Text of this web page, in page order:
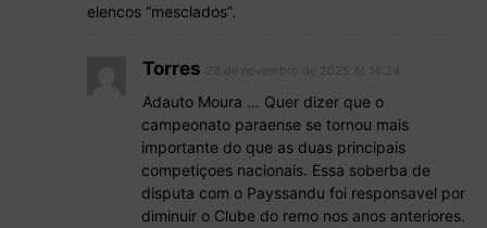
elencos “mesclados”.
Torres
Adauto Moura … Quer dizer que o
campeonato paraense se tornou mais
importante do que as duas principais
competiçoes nacionais. Essa soberba de
disputa com o Payssandu foi responsavel por
diminuir o Clube do remo nos anos anteriores.